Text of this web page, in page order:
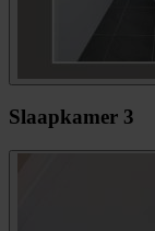
Slaapkamer 3